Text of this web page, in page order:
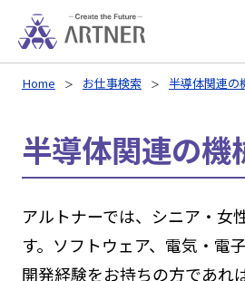
Home お仕事検索 半導体関連の
半導体関連の機
アルトナーでは、シニア・女
す。ソフトウェア、電気・電
開発経験をお持ちの方であれ